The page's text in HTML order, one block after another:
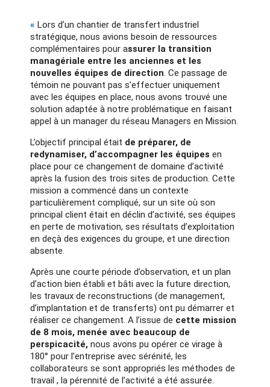
« Lors d’un chantier de transfert industriel
stratégique, nous avions besoin de ressources
complémentaires pour assurer la transition
managériale entre les anciennes et les
nouvelles équipes de direction. Ce passage de
témoin ne pouvant pas s’effectuer uniquement
avec les équipes en place, nous avons trouvé une
solution adaptée à notre problématique en faisant
appel à un manager du réseau Managers en Mission.
L’objectif principal était de préparer, de
redynamiser, d’accompagner les équipes en
place pour ce changement de domaine d’activité
après la fusion des trois sites de production. Cette
mission a commencé dans un contexte
particulièrement compliqué, sur un site où son
principal client était en déclin d’activité, ses équipes
en perte de motivation, ses résultats d’exploitation
en deçà des exigences du groupe, et une direction
absente.
Après une courte période d’observation, et un plan
d’action bien établi et bâti avec la future direction,
les travaux de reconstructions (de management,
d’implantation et de transferts) ont pu démarrer et
réaliser ce changement. A l’issue de cette mission
de 8 mois, menée avec beaucoup de
perspicacité, nous avons pu opérer ce virage à
180° pour l’entreprise avec sérénité, les
collaborateurs se sont appropriés les méthodes de
travail , la pérennité de l’activité a été assurée.